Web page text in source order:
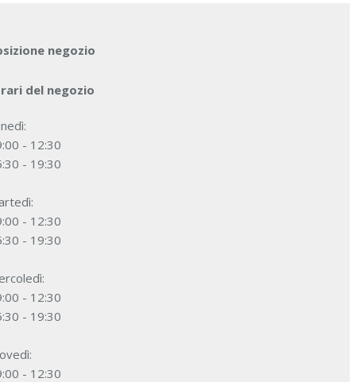
negozio
del negozio
- 12:30
- 19:30
- 12:30
- 19:30
- 12:30
- 19:30
- 12:30